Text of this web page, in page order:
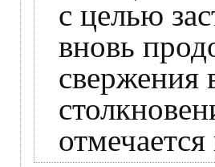
с целью
вновь
свержения